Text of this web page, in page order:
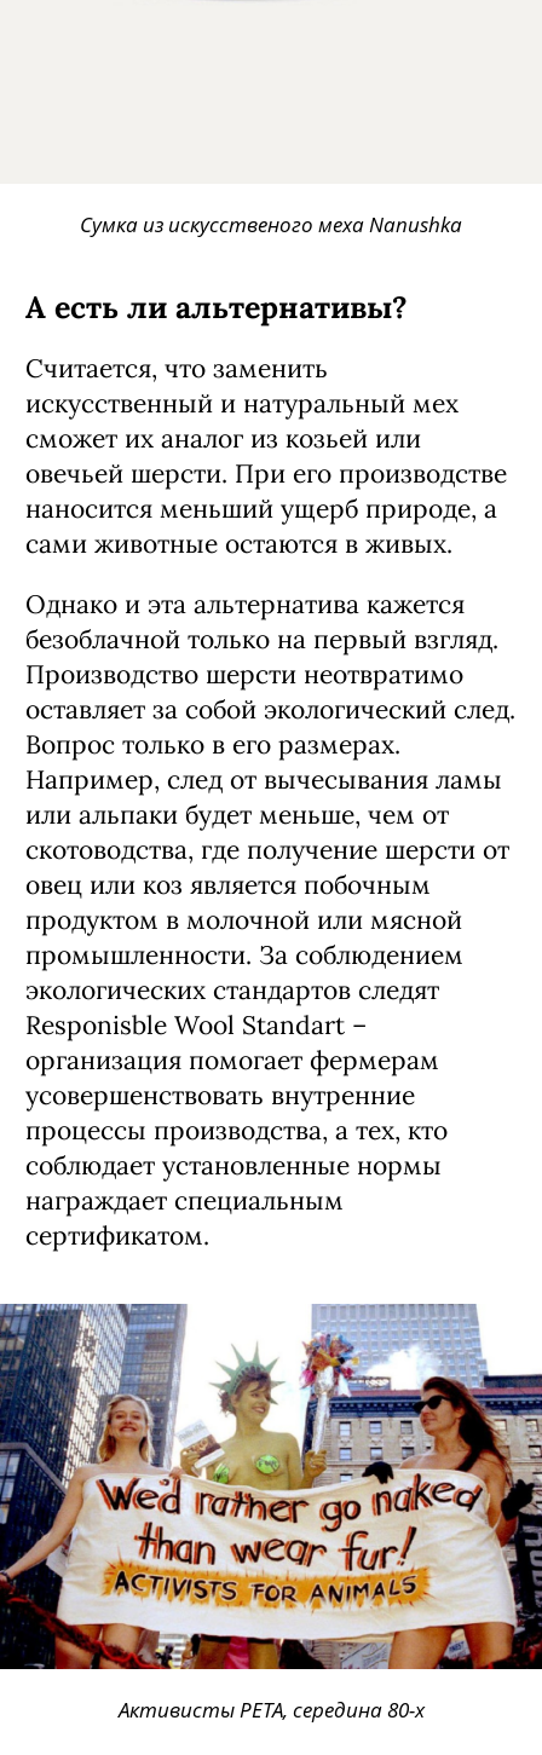
Сумка из искусственого меха Nanushka
А есть ли альтернативы?
Считается, что заменить
искусственный и натуральный мех
сможет их аналог из козьей или
овечьей шерсти. При его производстве
наносится меньший ущерб природе, а
сами животные остаются в живых.
Однако и эта альтернатива кажется
безоблачной только на первый взгляд.
Производство шерсти неотвратимо
оставляет за собой экологический след.
Вопрос только в его размерах.
Например, след от вычесывания ламы
или альпаки будет меньше, чем от
скотоводства, где получение шерсти от
овец или коз является побочным
продуктом в молочной или мясной
промышленности. За соблюдением
экологических стандартов следят
Responisble Wool Standart –
организация помогает фермерам
усовершенствовать внутренние
процессы производства, а тех, кто
соблюдает установленные нормы
награждает специальным
сертификатом.
Активисты PETA, середина 80-х